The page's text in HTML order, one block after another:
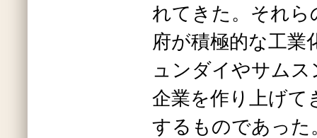
れてきた。それら
府が積極的な工業
ュンダイやサム
企業を作り上げて
するものであった